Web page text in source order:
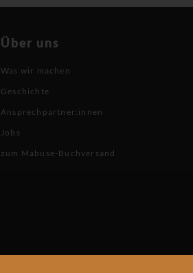
Über uns
Was wir machen
Geschichte
Ansprechpartner:innen
Jobs
zum Mabuse-Buchversand